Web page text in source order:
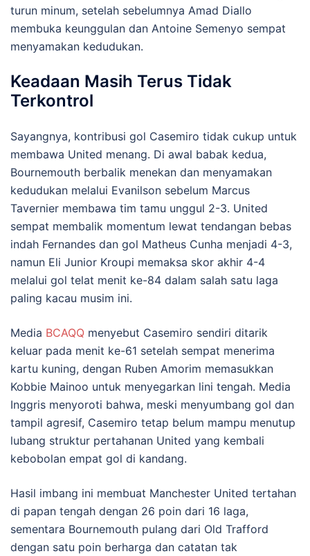
turun minum, setelah sebelumnya Amad Diallo
membuka keunggulan dan Antoine Semenyo sempat
menyamakan kedudukan.
Keadaan Masih Terus Tidak
Terkontrol
Sayangnya, kontribusi gol Casemiro tidak cukup untuk
membawa United menang. Di awal babak kedua,
Bournemouth berbalik menekan dan menyamakan
kedudukan melalui Evanilson sebelum Marcus
Tavernier membawa tim tamu unggul 2-3. United
sempat membalik momentum lewat tendangan bebas
indah Fernandes dan gol Matheus Cunha menjadi 4-3,
namun Eli Junior Kroupi memaksa skor akhir 4-4
melalui gol telat menit ke-84 dalam salah satu laga
paling kacau musim ini.
Media BCAQQ menyebut Casemiro sendiri ditarik
keluar pada menit ke-61 setelah sempat menerima
kartu kuning, dengan Ruben Amorim memasukkan
Kobbie Mainoo untuk menyegarkan lini tengah. Media
Inggris menyoroti bahwa, meski menyumbang gol dan
tampil agresif, Casemiro tetap belum mampu menutup
lubang struktur pertahanan United yang kembali
kebobolan empat gol di kandang.
Hasil imbang ini membuat Manchester United tertahan
di papan tengah dengan 26 poin dari 16 laga,
sementara Bournemouth pulang dari Old Trafford
dengan satu poin berharga dan catatan tak